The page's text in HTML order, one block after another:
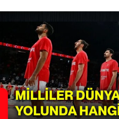
SAĞLIK
SPOR
11:11 MANŞET